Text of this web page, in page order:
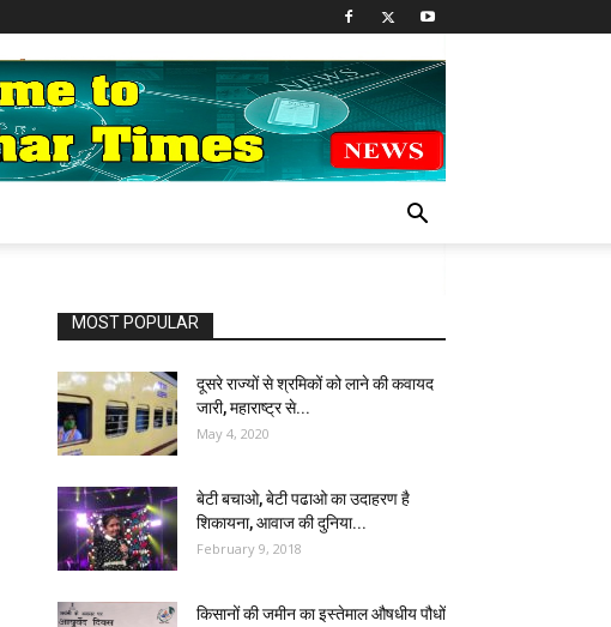
MOST POPULAR
दूसरे राज्यों से श्रमिकों को लाने की कवायद
जारी, महाराष्ट्र से...
May 4, 2020
बेटी बचाओ, बेटी पढाओ का उदाहरण है
शिकायना, आवाज की दुनिया...
February 9, 2018
किसानों की जमीन का इस्तेमाल औषधीय पौधों